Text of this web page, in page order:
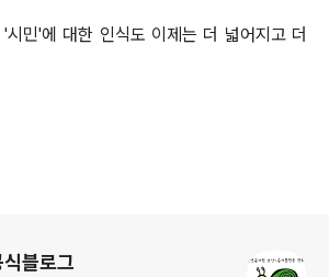
민'에 대한 인식도 이제는 더 넓어지고 더
블로그